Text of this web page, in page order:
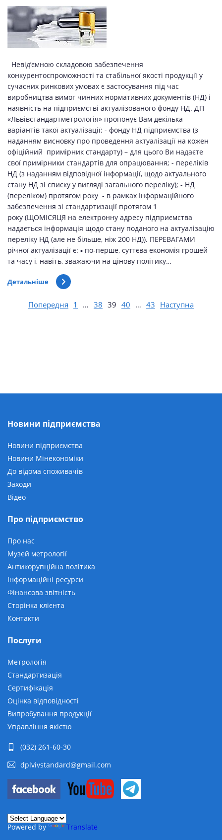
Невід’ємною складовою забезпечення
конкурентоспроможності та стабільної якості продукції у
сучасних ринкових умовах є застосування під час
виробництва вимог чинних нормативних документів (НД) і
наявність на підприємстві актуалізованого фонду НД. ДП
«Львівстандартметрологія» пропонує Вам декілька
варіантів такої актуалізації: - фонду НД підприємства (з
наданням висновку про проведення актуалізації на кожен
офіційний примірник стандарту) – для цього Ви надаєте
свої примірники стандартів для опрацювання; - переліків
НД (з наданням відповідної інформації, щодо актуального
стану НД зі списку у вигляді загального переліку); - НД
(переліком) протягом року - в рамках Інформаційного
забезпечення зі стандартизації протягом 1
року (ЩОМІСЯЦЯ на електронну адресу підприємства
надається інформація щодо стану поданого на актуалізацію
переліку НД (але не більше, ніж 200 НД)). ПЕРЕВАГАМИ
річної актуалізації є: ▪ по-перше, суттєва економія грошей
та часу і, навіть, зважаючи на цінову політику…
Детальніше
Попередня 1 … 38 39 40 … 43 Наступна
Новини підприємства
Новини підприємства
Новини Мінекономіки
До відома споживачів
Заходи
Відео
Про підприємство
Про нас
Музей метрології
Антикорупційна політика
Інформаційні ресурси
Фінансова звітність
Сторінка клієнта
Контакти
Послуги
Метрологія
Стандартизація
Сертифікація
Оцінка відповідності
Випробування продукції
Управління якістю
(032) 261-60-30
dplvivstandard@gmail.com
Powered by Translate